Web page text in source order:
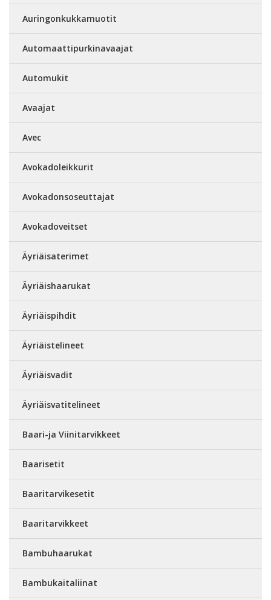
Auringonkukkamuotit
Automaattipurkinavaajat
Automukit
Avaajat
Avec
Avokadoleikkurit
Avokadonsoseuttajat
Avokadoveitset
Äyriäisaterimet
Äyriäishaarukat
Äyriäispihdit
Äyriäistelineet
Äyriäisvadit
Äyriäisvatitelineet
Baari-ja Viinitarvikkeet
Baarisetit
Baaritarvikesetit
Baaritarvikkeet
Bambuhaarukat
Bambukaitaliinat